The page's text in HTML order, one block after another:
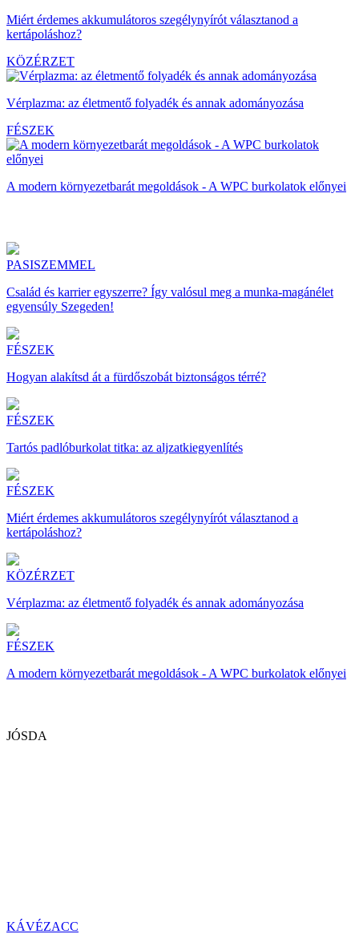
Miért érdemes akkumulátoros szegélynyírót választanod a
kertápoláshoz?
KÖZÉRZET
Vérplazma: az életmentő folyadék és annak adományozása
FÉSZEK
A modern környezetbarát megoldások - A WPC burkolatok előnyei
PASISZEMMEL
Család és karrier egyszerre? Így valósul meg a munka-magánélet
egyensúly Szegeden!
FÉSZEK
Hogyan alakítsd át a fürdőszobát biztonságos térré?
FÉSZEK
Tartós padlóburkolat titka: az aljzatkiegyenlítés
FÉSZEK
Miért érdemes akkumulátoros szegélynyírót választanod a
kertápoláshoz?
KÖZÉRZET
Vérplazma: az életmentő folyadék és annak adományozása
FÉSZEK
A modern környezetbarát megoldások - A WPC burkolatok előnyei
JÓSDA
KÁVÉZACC